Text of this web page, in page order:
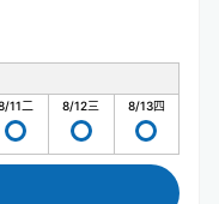
11二 8/12三 8/13四